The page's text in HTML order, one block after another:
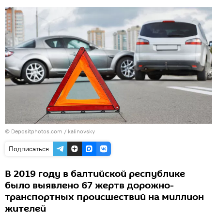
© Depositphotos.com / kalinovsky
Подписаться
В 2019 году в балтийской республике
было выявлено 67 жертв дорожно-
транспортных происшествий на миллион
жителей